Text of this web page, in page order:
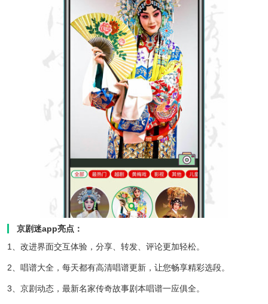
京剧迷app亮点：
1、改进界面交互体验，分享、转发、评论更加轻松。
2、唱谱大全，每天都有高清唱谱更新，让您畅享精彩选段。
3、京剧动态，最新名家传奇故事剧本唱谱一应俱全。